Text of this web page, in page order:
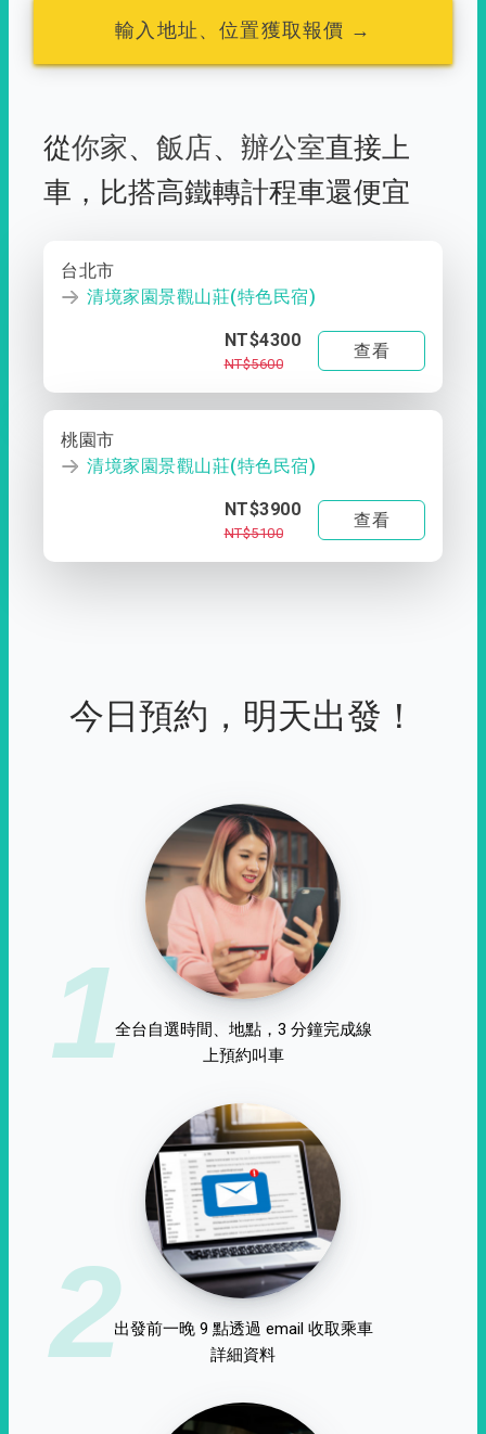
輸入地址、位置獲取報價 →
從你家、 飯店、 辦公室直接上
車， 比搭高鐵轉計程車還便宜
台北市
清境家園景觀山莊(特色民宿)
NT$4300
NT$5600
查看
桃園市
清境家園景觀山莊(特色民宿)
NT$3900
NT$5100
查看
今日預約，明天出發！
1全台自選時間、地點，3 分鐘完成線
上預約叫車
2出發前一晚 9 點透過 email 收取乘車
詳細資料